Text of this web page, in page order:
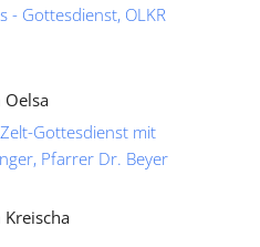
- Gottesdienst, OLKR
Oelsa
Gottesdienst mit
Pfarrer Dr. Beyer
Kreischa